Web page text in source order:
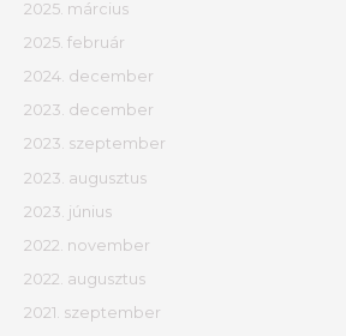
2025. március
2025. február
2024. december
2023. december
2023. szeptember
2023. augusztus
2023. június
2022. november
2022. augusztus
2021. szeptember